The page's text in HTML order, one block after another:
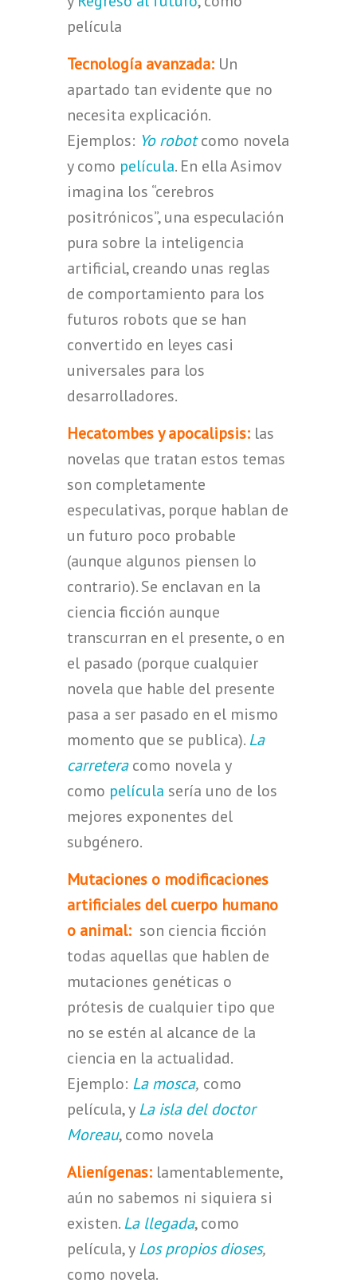
película
Tecnología avanzada: Un
apartado tan evidente que no
necesita explicación.
Ejemplos: Yo robotcomo novela
y como película. En ella Asimov
imagina los “cerebros
positrónicos”, una especulación
pura sobre la inteligencia
artificial, creando unas reglas
de comportamiento para los
futuros robots que se han
convertido en leyes casi
universales para los
desarrolladores.
Hecatombes y apocalipsis: las
novelas que tratan estos temas
son completamente
especulativas, porque hablan de
un futuro poco probable
(aunque algunos piensen lo
contrario). Se enclavan en la
ciencia ficción aunque
transcurran en el presente, o en
el pasado (porque cualquier
novela que hable del presente
pasa a ser pasado en el mismo
momento que se publica).La
carreteracomo novela y
como película sería uno de los
mejores exponentes del
subgénero.
Mutaciones o modificaciones
artificiales del cuerpo humano
o animal: son ciencia ficción
todas aquellas que hablen de
mutaciones genéticas o
prótesis de cualquier tipo que
no se estén al alcance de la
ciencia en la actualidad.
Ejemplo: La mosca, como
película, yLa isla del doctor
Moreau, como novela
Alienígenas: lamentablemente,
aún no sabemos ni siquiera si
existen.La llegada, como
película, yLos propios dioses,
como novela.